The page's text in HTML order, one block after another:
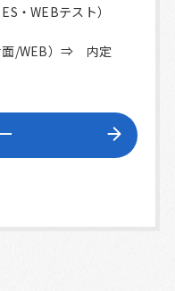
WEBテスト）
WEB）⇒ 内定